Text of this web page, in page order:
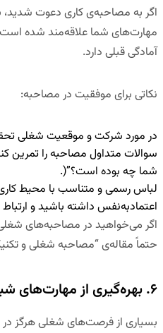
اگر به مصاحبه‌ی کاری دعوت شدید،
مهارت‌های شما علاقه‌مند شده
آمادگی قبلی دارد.
نکاتی برای موفقیت در مصاحبه:
در مورد شرکت و موقعیت شغلی
سوالات متداول مصاحبه را تمرین
شما چه بوده است؟”(.
لباس رسمی و متناسب با محیط
اعتمادبه‌نفس داشته باشید و
اگر می‌خواهید در مصاحبه‌های
حتماً مقاله‌ی“مصاحبه شغلی و
۶. بهره‌گیری از مهارت‌های شبکه‌سازی
بسیاری از فرصت‌های شغلی هرگز